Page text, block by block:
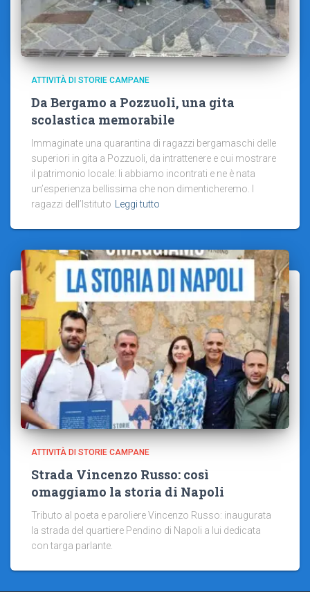
ATTIVITÀ DI STORIE CAMPANE
Da Bergamo a Pozzuoli, una gita
scolastica memorabile
Immaginate una quarantina di ragazzi bergamaschi delle
superiori in gita a Pozzuoli, da intrattenere e cui mostrare
il patrimonio locale: li abbiamo incontrati e ne è nata
un’esperienza bellissima che non dimenticheremo. I
ragazzi dell’Istituto Leggi tutto
ATTIVITÀ DI STORIE CAMPANE
Strada Vincenzo Russo: così
omaggiamo la storia di Napoli
Tributo al poeta e paroliere Vincenzo Russo: inaugurata
la strada del quartiere Pendino di Napoli a lui dedicata
con targa parlante.